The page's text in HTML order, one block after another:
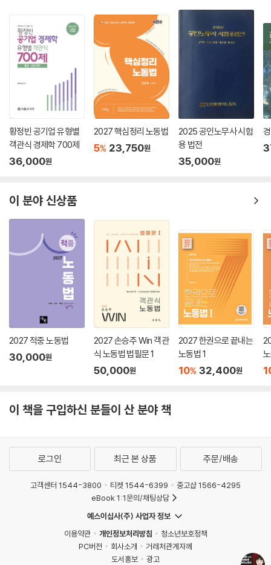
Q.078 수습 법인을 구할 때 급여 수준도 높고 QWL(Quality of Workin
g Life)도 좋은 법인은 없는지? 만일 없다면 급여 수준이 중요한 것인지,
아니면 QWL이 더 중요한 것인지?
Q.079 선배 노무사님들이 많은 곳으로 가는 것이 좋은지? 아니면 적은 곳
으로 가는 것이 좋은지?
Q.080 노무법인에서 선호하는 나이대가 있는지?
Q.081 상대적으로 너무 어리거나 나이가 많은 사람은 수습을 구하기 어려
운지?
Q.082 회사 경험이 있으면 수습처를 구하는데 advantage가 있는지?
Q.083 수습처를 중간에 바꿀 수는 없는지?
Q.084 수습처를 구하지 못한 경우 어떻게 하는지?
Q.086 수습 끝나면 대체로 수습받았던 노무법인에 채용이 되는지?
Q.089 재직증명서나 재학증명서가 허위이거나 과제물이 표절된 것일 경
우 어떠한 조치를 받게 되는지?
Q.090 실무수습이 끝나면 공식적인 지위는 어떻게 되는지?
Q.091 실무수습이 끝난 후 보고해야 할 것이 있는지?
Q.092 연수교육(집체교육+실무수습)이 끝난 후 성적 우수자 표창이 있
다고 들었는데, 성적 산출 방법은 어떻게 되며 표창의 종류는 어떻게 되는
지?
Q.093 개별 논문 계획서 양식은?
Q.094 개별 논문의 주제는 어떻게 정해야 하는지?
Q.095 제대로 된 논문을 한 번도 써본 적이 없는데, 논문 작성 요령 가이
Q.097 조별 연구 과제 주제는 어떻게 정하나? (조별 연구 과제가 없는 해
Q.098 직무교육(집체교육) 종합시험의 내용과 형식 및 준비방법은?
Q.099 실무수습에서 월별 과제 제출 결과보고서 양식은?
Q.100 공인노무사회에 입회를 해야 한다던데 입회란 무엇인가?
Q.101 입회비와 월회비가 있다던데 무엇인지?
Q.102 공인노무사회 회원이 가지는 권리와 의무는?
7장 향후 활동 방향
황정빈 공기업 유형별
객관식 경제학 700제
36,000원
2027 핵심정리 노동법
5% 23,750원
2025 공인노무사 시험
용 법전
35,000원
이 분야 신상품
2027 적중 노동법
30,000원
2027 손승주 Win 객관
식 노동법 법필문 1
50,000원
2027 한권으로 끝내는
노동법 1
10% 32,400원
이 책을 구입하신 분들이 산 분야 책
로그인 최근 본 상품 주문/배송
고객센터 1544-3800 티켓 1544-6399
중고샵 1566-4295
eBook 1:1문의/채팅상담
예스이십사(주) 사업자 정보
이용약관
개인정보처리방침
청소년보호정책
PC버전
회사소개
거래처관계자께
도서홍보
광고